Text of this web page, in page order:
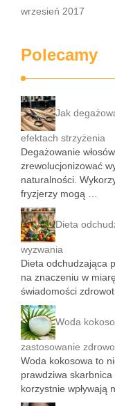
wrzesień 2017
Polecamy
Jak
efektach strzyżenia
Degażowanie
zrewolucjonizować
naturalności.
fryzjerzy mogą …
Dieta
wyzwania
Dieta odchudzająca
na znaczeniu w
świadomości
Woda
zastosowanie
Woda kokosowa to
prawdziwa skarbnica
korzystnie wpływają